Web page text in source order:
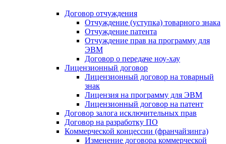
Договор отчуждения
Отчуждение (уступка) товарного знака
Отчуждение патента
Отчуждение прав на программу для
ЭВМ
Договор о передаче ноу-хау
Лицензионный договор
Лицензионный договор на товарный
знак
Лицензия на программу для ЭВМ
Лицензионный договор на патент
Договор залога исключительных прав
Договор на разработку ПО
Коммерческой концессии (франчайзинга)
Изменение договора коммерческой